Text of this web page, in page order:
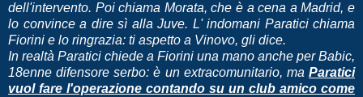
dell'intervento. Poi chiama Morata, che è a cena a Madrid, e
lo convince a dire sì alla Juve. L' indomani Paratici chiama
Fiorini e lo ringrazia: ti aspetto a Vinovo, gli dice.
In realtà Paratici chiede a Fiorini una mano anche per Babic,
18enne difensore serbo: è un extracomunitario, ma Paratici
vuol fare l'operazione contando su un club amico come